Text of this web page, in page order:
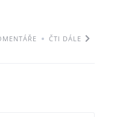
ČTI DÁLE